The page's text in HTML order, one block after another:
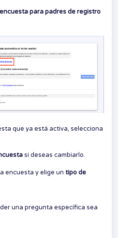
para padres de registro
que ya está activa, selecciona
si deseas cambiarlo.
encuesta y elige un tipo de
una pregunta específica sea